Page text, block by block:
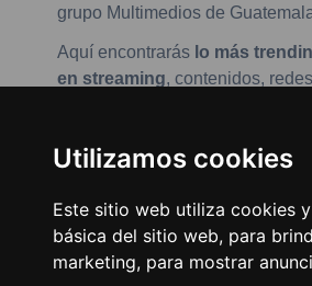
Utilizamos cookies
Este sitio web utiliza cookies
básica del sitio web, para
marketing, para mostrar
grupo Multimedios de
Aquí encontrarás lo más
en streaming, contenidos, redes
Actualizar preferencias de
cookies